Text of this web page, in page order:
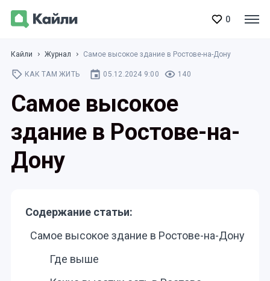
0
Кайли Журнал Самое высокое здание в Ростове-на-Дону
КАК ТАМ ЖИТЬ 05.12.2024 9:00 140
Самое высокое
здание в Ростове-на-
Дону
Содержание статьи:
Самое высокое здание в Ростове-на-Дону
Где выше